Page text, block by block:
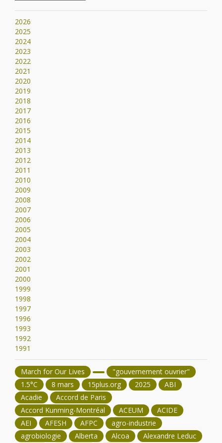
2026
2025
2024
2023
2022
2021
2020
2019
2018
2017
2016
2015
2014
2013
2012
2011
2010
2009
2008
2007
2006
2005
2004
2003
2002
2001
2000
1999
1998
1997
1996
1993
1992
1991
March for Our Lives
"gouvernement ouvrier"
1.5°C
8 mars 15plus.org 2025
ABI
Acadie
Accord de Paris
Accord Kunming-Montréal
ACEUM
ACIDE
AEI
AFESH AFPC
agro-industrie
agrobiologie
Alberta Alcoa
Alexandre Leduc